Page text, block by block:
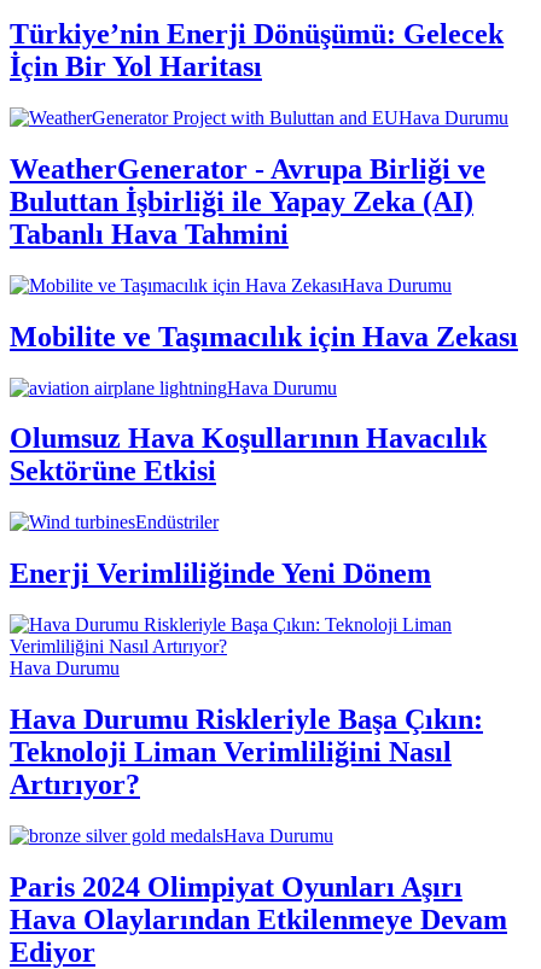
Türkiye’nin Enerji Dönüşümü: Gelecek
İçin Bir Yol Haritası
Hava Durumu
WeatherGenerator - Avrupa Birliği ve
Buluttan İşbirliği ile Yapay Zeka (AI)
Tabanlı Hava Tahmini
Hava Durumu
Mobilite ve Taşımacılık için Hava Zekası
Hava Durumu
Olumsuz Hava Koşullarının Havacılık
Sektörüne Etkisi
Endüstriler
Enerji Verimliliğinde Yeni Dönem
Hava Durumu
Hava Durumu Riskleriyle Başa Çıkın:
Teknoloji Liman Verimliliğini Nasıl
Artırıyor?
Hava Durumu
Paris 2024 Olimpiyat Oyunları Aşırı
Hava Olaylarından Etkilenmeye Devam
Ediyor